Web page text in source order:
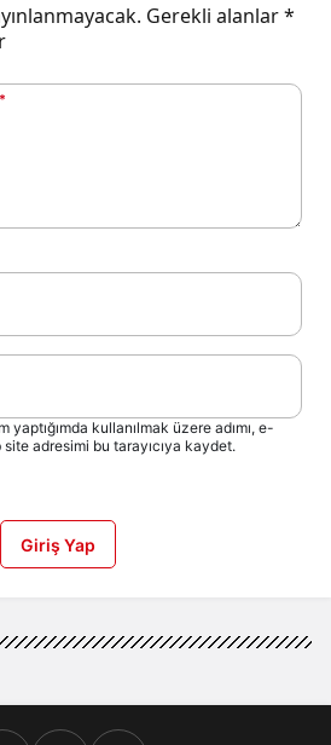
Gerekli alanlar*
*
yaptığımda kullanılmak üzere adımı, e-
adresimi bu tarayıcıya kaydet.
Giriş Yap